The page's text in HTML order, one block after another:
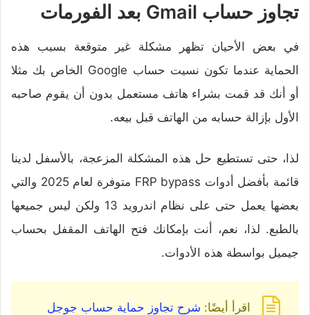
تجاوز حساب Gmail بعد الفورمات
في بعض الأحيان تظهر مشكلة غير متوقعة بسبب هذه
الحماية عندما تكون نسيت حساب Google الخاص بك مثلا
أو أنك قد قمت بشراء هاتف مستعمل بدون أن يقوم صاحبه
الأول بإزالة حسابه من الهاتف قبل بيعه.
لذا، حتى تستطيع حل هذه المشكلة المزعجة، بالأسفل لدينا
قائمة بأفضل أدوات FRP bypass متوفرة لعام 2025 والتي
بعضها يعمل حتى على نظام اندرويد 13 ولكن ليس جميعها
بالطبع. لذا، نعم، أنت بإمكانك فتح الهاتف المقفل بحساب
جيميل بواسطة هذه الأدوات.
اقرأ أيضًا: شرح تجاوز حماية حساب جوجل